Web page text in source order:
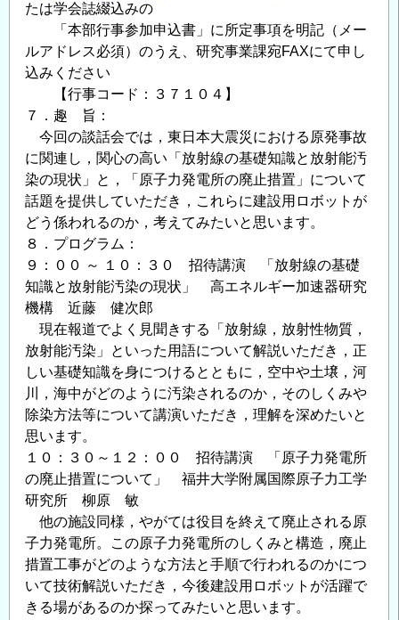
会
(20120221)
の
ご
内
の
たは学会誌綴込みの
「本部行事参加申込書」に所定事項を明記（メー
ルアドレス必須）のうえ、研究事業課宛FAXにて申し
込みください
【行事コード：３７１０４】
７．趣 旨：
今回の談話会では，東日本大震災における原発事故
に関連し，関心の高い「放射線の基礎知識と放射能汚
染の現状」と，「原子力発電所の廃止措置」について
話題を提供していただき，これらに建設用ロボットが
どう係われるのか，考えてみたいと思います。
８．プログラム：
９：００ ～ １０：３０ 招待講演 「放射線の基礎
知識と放射能汚染の現状」 高エネルギー加速器研究
機構 近藤 健次郎
現在報道でよく見聞きする「放射線，放射性物質，
放射能汚染」といった用語について解説いただき，正
しい基礎知識を身につけるとともに，空中や土壌，河
川，海中がどのように汚染されるのか，そのしくみや
除染方法等について講演いただき，理解を深めたいと
思います。
１０：３０～１２：００ 招待講演 「原子力発電所
の廃止措置について」 福井大学附属国際原子力工学
研究所 柳原 敏
他の施設同様，やがては役目を終えて廃止される原
子力発電所。この原子力発電所のしくみと構造，廃止
措置工事がどのような方法と手順で行われるのかにつ
いて技術解説いただき，今後建設用ロボットが活躍で
きる場があるのか探ってみたいと思います。